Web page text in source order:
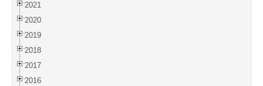
2021
2020
2019
2018
2017
2016